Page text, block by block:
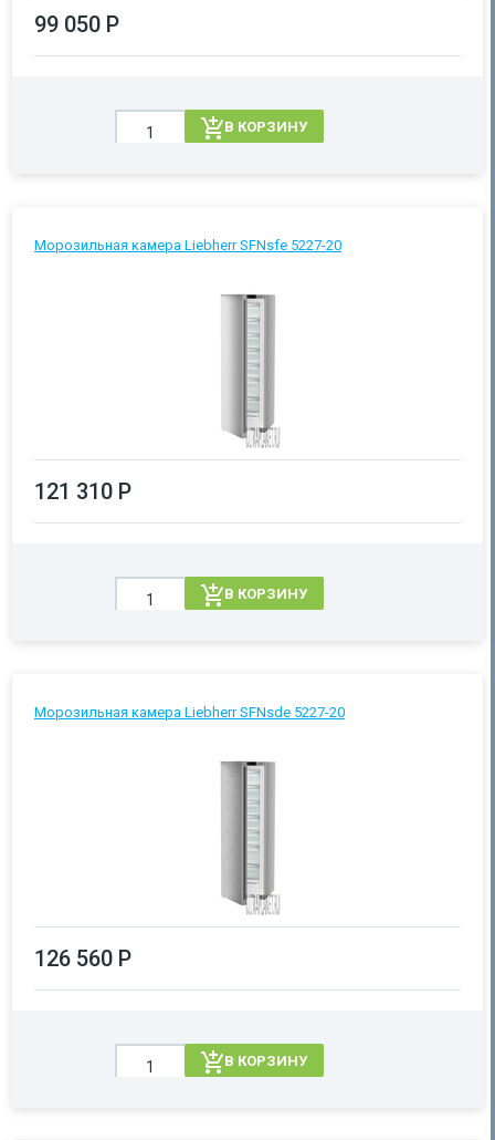
99 050 Р
В КОРЗИНУ
Морозильная камера Liebherr SFNsfe 5227-20
121 310 Р
В КОРЗИНУ
Морозильная камера Liebherr SFNsde 5227-20
126 560 Р
В КОРЗИНУ